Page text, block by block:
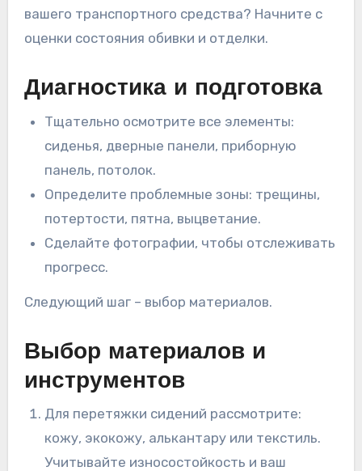
вашего транспортного средства? Начните с
оценки состояния обивки и отделки.
Диагностика и подготовка
Тщательно осмотрите все элементы:
сиденья, дверные панели, приборную
панель, потолок.
Определите проблемные зоны: трещины,
потертости, пятна, выцветание.
Сделайте фотографии, чтобы отслеживать
прогресс.
Следующий шаг – выбор материалов.
Выбор материалов и
инструментов
Для перетяжки сидений рассмотрите:
кожу, экокожу, алькантару или текстиль.
Учитывайте износостойкость и ваш